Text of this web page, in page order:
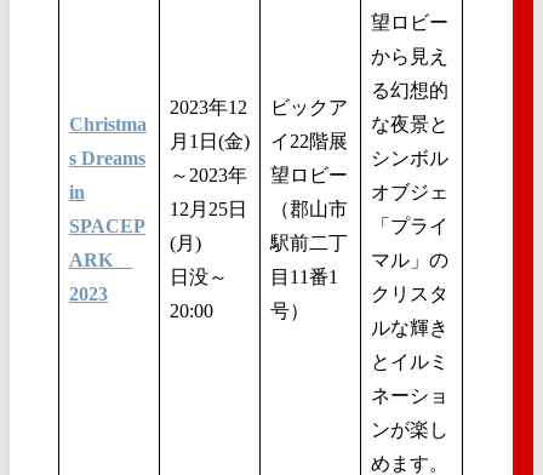
Christma
s Dreams
in
SPACEP
ARK
2023
2023年12
月1日(金)
～2023年
12月25日
(月)
日没～
20:00
ビックア
イ22階展
望ロビー
（郡山市
駅前二丁
目11番1
号）
望ロビー
から見え
る幻想的
な夜景と
シンボル
オブジェ
「プライ
マル」の
クリスタ
ルな輝き
とイルミ
ネーショ
ンが楽し
めます。